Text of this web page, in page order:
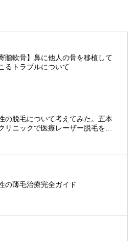
寄贈軟骨】鼻に他人の骨を移植して
るトラブルについて
の脱毛について考えてみた。五本
リニックで医療レーザー脱毛を…
の薄毛治療完全ガイド